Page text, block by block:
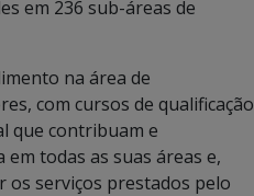
em 236 sub-áreas de
na área de
com cursos de qualificação
que contribuam e
todas as suas áreas e,
serviços prestados pelo